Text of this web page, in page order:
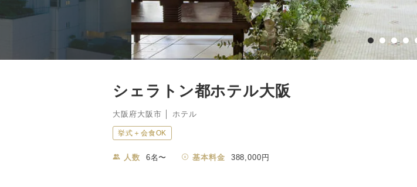
シェラトン都ホテル大阪
大阪府大阪市 │ ホテル
挙式＋会食OK
人数 6名〜 基本料金 388,000円